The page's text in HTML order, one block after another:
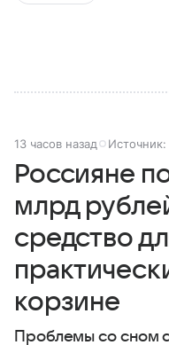
13 часов назад Источник:
Россияне
млрд
средство
корзине
Проблемы со сном